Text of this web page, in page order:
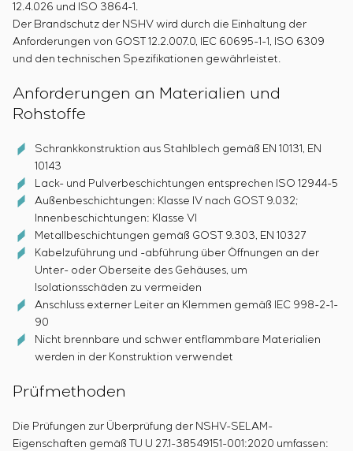
12.4.026 und ISO 3864-1.
Der Brandschutz der NSHV wird durch die Einhaltung der
Anforderungen von GOST 12.2.007.0, IEC 60695-1-1, ISO 6309
und den technischen Spezifikationen gewährleistet.
Anforderungen an Materialien und
Rohstoffe
Schrankkonstruktion aus Stahlblech gemäß EN 10131, EN
10143
Lack- und Pulverbeschichtungen entsprechen ISO 12944-5
Außenbeschichtungen: Klasse IV nach GOST 9.032;
Innenbeschichtungen: Klasse VI
Metallbeschichtungen gemäß GOST 9.303, EN 10327
Kabelzuführung und -abführung über Öffnungen an der
Unter- oder Oberseite des Gehäuses, um
Isolationsschäden zu vermeiden
Anschluss externer Leiter an Klemmen gemäß IEC 998-2-1-
90
Nicht brennbare und schwer entflammbare Materialien
werden in der Konstruktion verwendet
Prüfmethoden
Die Prüfungen zur Überprüfung der NSHV-SELAM-
Eigenschaften gemäß TU U 27.1-38549151-001:2020 umfassen: